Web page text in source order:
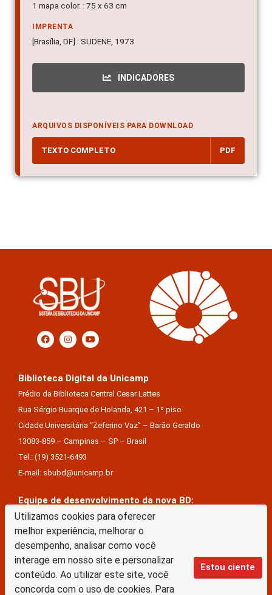
Utilizamos cookies para oferecer
melhor experiência, melhorar o
desempenho, analisar como você
interage em nosso site e personalizar
conteúdo. Ao utilizar este site, você
concorda com o uso de cookies. Para
Estou ciente
1 mapa color. : 75 x 63 cm
IMPRENTA
[Brasília, DF] : SUDENE, 1973
INDICADORES
ARQUIVOS DISPONÍVEIS PARA DOWNLOAD
TEXTO COMPLETO PDF
Biblioteca Digital da Unicamp
Prédio da Biblioteca Central Cesar Lattes
Rua Sérgio Buarque de Holanda, 421 – 1º piso
Cidade Universitária “Zeferino Vaz” – Barão Geraldo
13083-859 – Campinas – SP – Brasil
Tel.: (19) 3521-6493
E-mail: sbubd@unicamp.br
Equipe de desenvolvimento da nova BD:
Keite Aparecida Duarte
Márcio Vinícius De Jesus Almeida
Saul Victor De Castro E Silva
A Biblioteca Digital da Unicamp está licenciado com uma Licença Creative Commons –
Atribuição Sem Derivações 4.0 Internacional